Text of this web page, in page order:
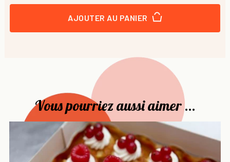
AJOUTER AU PANIER
Vous pourriez aussi aimer ...